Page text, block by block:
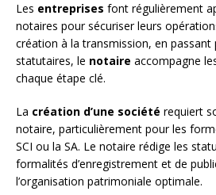
Les entreprises font régulièrement
notaires pour sécuriser leurs
création à la transmission, en
statutaires, le notaire accompagne
chaque étape clé.
La création d’une société requiert
notaire, particulièrement pour les
SCI ou la SA. Le notaire rédige les
formalités d’enregistrement et de
l’organisation patrimoniale optimale.